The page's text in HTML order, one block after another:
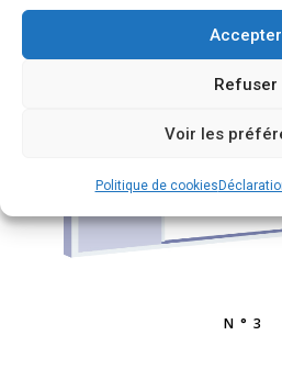
Accepter
Refuser
Voir les
Politique de cookies
N°3